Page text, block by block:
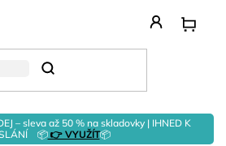
– sleva až 50 % na skladovky | IHNED K
📦👉 VYUŽÍT📦
Hledat